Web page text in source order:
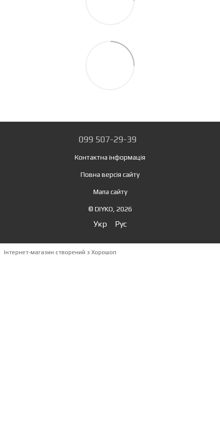
099 507-29-39
Контактна інформація
Повна версія сайту
Мапа сайту
© DIYKO, 2026
Укр Рус
Інтернет-магазин створений з Хорошоп